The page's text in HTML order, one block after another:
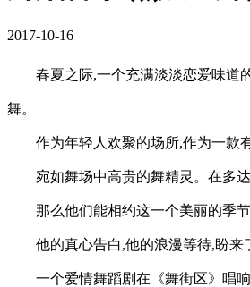
2017-10-16
春夏之际,一个充满淡淡恋爱味道
舞。
作为年轻人欢聚的场所,作为一款
宛如舞场中高贵的舞精灵。在多
那么他们能相约这一个美丽的季
他的真心告白,他的浪漫等待,盼
一个爱情舞蹈剧在《舞街区》唱